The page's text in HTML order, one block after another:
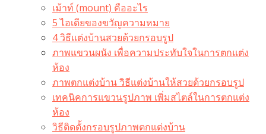
เม้าท์ (mount) คืออะไร​
5 ไอเดียของขวัญความหมาย
4 วิธีแต่งบ้านสวยด้วยกรอบรูป
ภาพแขวนผนัง เพื่อความประทับใจในการตกแต่ง
ห้อง
ภาพตกแต่งบ้าน วิธีแต่งบ้านให้สวยด้วยกรอบรูป
เทคนิคการแขวนรูปภาพ เพิ่มสไตล์ในการตกแต่ง
ห้อง
วิธีติดตั้งกรอบรูปภาพตกแต่งบ้าน